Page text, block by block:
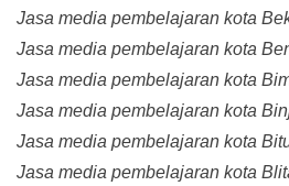
Jasa media pembelajaran kota
Jasa media pembelajaran kota
Jasa media pembelajaran kota
Jasa media pembelajaran kota
Jasa media pembelajaran kota
Jasa media pembelajaran kota